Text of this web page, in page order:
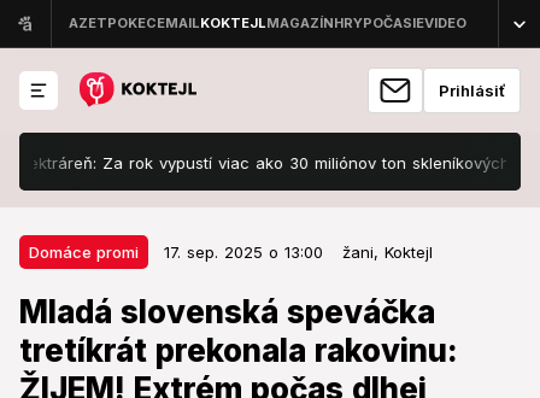
Prihlásiť
Za rok vypustí viac ako 30 miliónov ton skleníkových plynov
Domáce promi 17. sep. 2025 o 13:00 žani, Koktejl
Mladá slovenská speváčka
tretíkrát prekonala rakovinu:
ŽIJEM! Extrém počas dlhej
Domáce promi 17. sep. 2025 o 13:00
Mladá slovenská speváčka
tretíkrát prekonala rakovinu:
ŽIJEM! Extrém počas dlhej liečby